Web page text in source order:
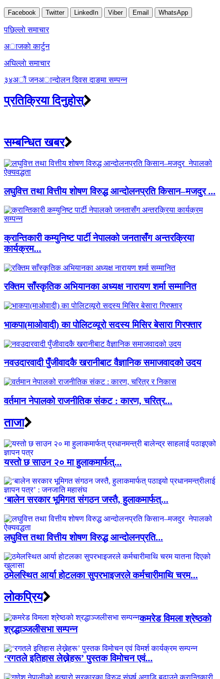
Facebook Twitter LinkedIn Viber Email WhatsApp
Post
navigation
पछिल्लाे समाचार
अाजकाे कार्टुन
अघिल्लाे समाचार
३४अाैं जनअान्दाेलन दिवस दाङमा सम्पन्न
प्रतिक्रिया दिनुहोस्
सम्बन्धित खबर
लघुवित्त तथा वित्तीय शोषण विरुद्ध आन्दोलनप्रति किसान–मजदुर ...
क्रान्तिकारी कम्युनिष्ट पार्टी नेपालको जनतासँग अन्तरक्रिया
कार्यक्रम...
रक्तिम साँस्कृतिक अभियानका अध्यक्ष नारायण शर्मा सम्मानित
भाकपा(माओवादी) का पोलिटव्यूरो सदस्य मिसिर बेसारा गिरफ्तार
नवउदारवादी पुँजीवादकै खरानीबाट वैज्ञानिक समाजवादको उदय
वर्तमान नेपालको राजनीतिक संकट : कारण, चरित्र...
ताजा
यस्तो छ साउन २० मा हुलाकमार्फत्...
‘बालेन सरकार भूमिगत संगठन जस्तै, हुलाकमार्फत्...
लघुवित्त तथा वित्तीय शोषण विरुद्ध आन्दोलनप्रति...
ठमेलस्थित आर्या होटलका सुपरभाइजरले कर्मचारीमाथि चरम...
लाेकप्रिय
कमरेड विमला श्रेष्ठको
श्रद्धाञ्जलीसभा सम्पन्न
‘रगतले इतिहास लेख्नेहरू’ पुस्तक विमोचन एवं...